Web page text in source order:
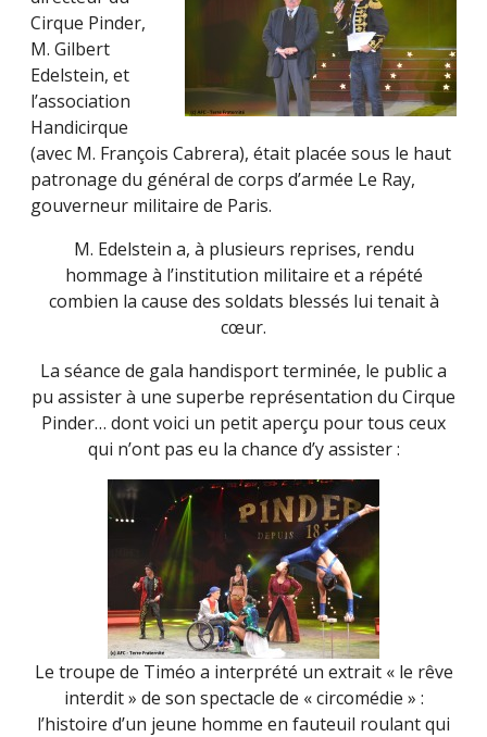
Cirque Pinder,
M. Gilbert
Edelstein, et
l’association
Handicirque
(avec M. François Cabrera), était placée sous le haut
patronage du général de corps d’armée Le Ray,
gouverneur militaire de Paris.
M. Edelstein a, à plusieurs reprises, rendu
hommage à l’institution militaire et a répété
combien la cause des soldats blessés lui tenait à
cœur.
La séance de gala handisport terminée, le public a
pu assister à une superbe représentation du Cirque
Pinder… dont voici un petit aperçu pour tous ceux
qui n’ont pas eu la chance d’y assister :
Le troupe de Timéo a interprété un extrait « le rêve
interdit » de son spectacle de « circomédie » :
l’histoire d’un jeune homme en fauteuil roulant qui